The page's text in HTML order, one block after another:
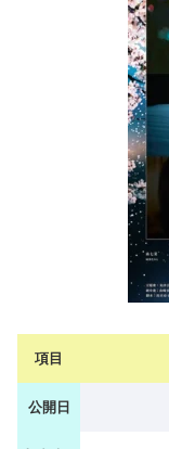
項目
公開日